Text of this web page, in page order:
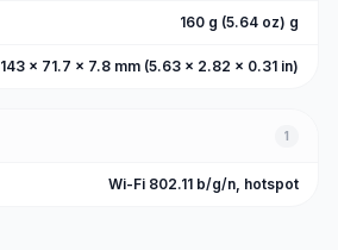
160 g (5.64 oz) g
143 x 71.7 x 7.8 mm (5.63 x 2.82 x 0.31 in)
1
Wi-Fi 802.11 b/g/n, hotspot